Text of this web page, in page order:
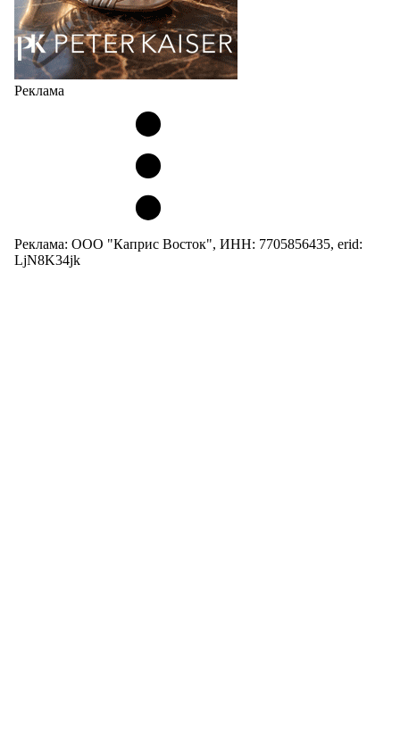
Реклама
Реклама: ООО "Каприс Восток", ИНН: 7705856435, erid:
LjN8K34jk